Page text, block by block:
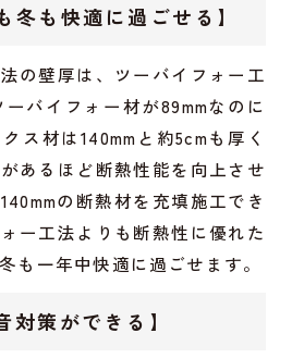
冬も快適に過ごせる】
の壁厚は、ツーバイフォー工
バイフォー材が89mmなのに
ス材は140mmと約5cmも厚く
あるほど断熱性能を向上させ
の断熱材を充填施工でき
ー工法よりも断熱性に優れた
も一年中快適に過ごせます。
対策ができる】